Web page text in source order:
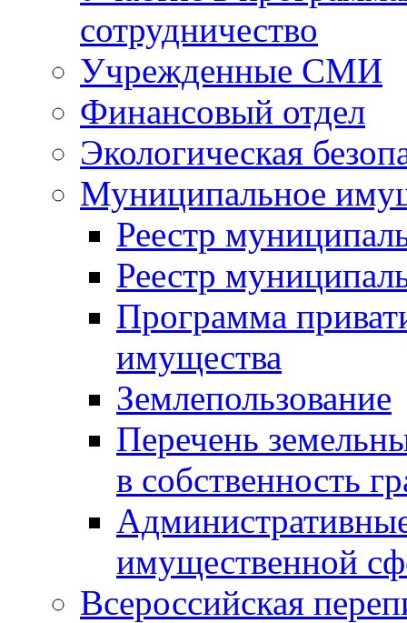
сотрудничество
Учрежденные СМИ
Финансовый отдел
Экологическая
Муниципальное
Реестр
Реестр
Программа
имущества
Землепользование
Перечень
в собственность
имущественной
Всероссийская